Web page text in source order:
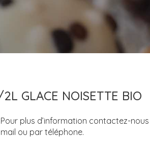
GLACE NOISETTE BIO
Pour plus d’information contactez-
mail ou par téléphone.